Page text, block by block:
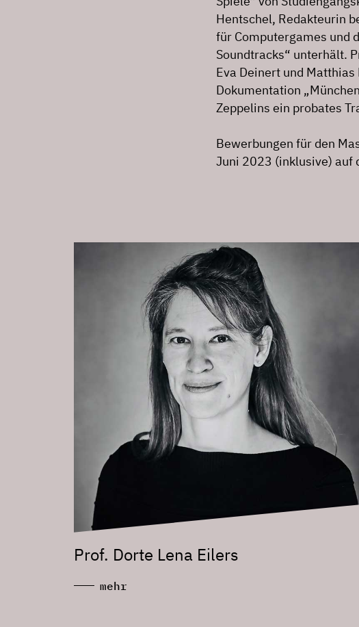
Hentschel, Redakteurin
für Computergames und
Soundtracks“ unterhält.
Eva Deinert und
Dokumentation
Zeppelins ein probates
Bewerbungen für den
Juni 2023 (inklusive) auf
Prof. Dorte Lena Eilers
mehr